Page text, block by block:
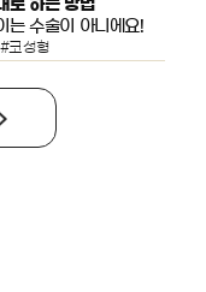
로 하는 방법
는 수술이 아니에요!
코성형